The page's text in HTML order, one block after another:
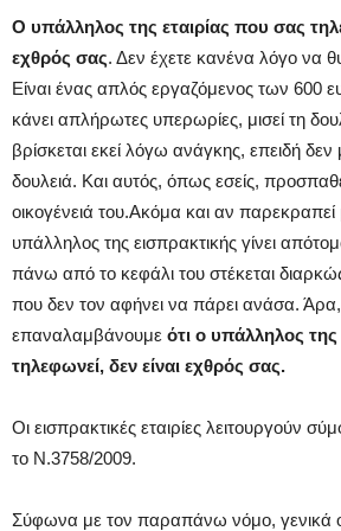
Ο υπάλληλος της εταιρίας που σας
εχθρός σας. Δεν έχετε κανένα λόγο να
Είναι ένας απλός εργαζόμενος των 600
κάνει απλήρωτες υπερωρίες, μισεί τη
βρίσκεται εκεί λόγω ανάγκης, επειδή
δουλειά. Και αυτός, όπως εσείς,
οικογένειά του.Ακόμα και αν παρεκραπεί
υπάλληλος της εισπρακτικής γίνει
πάνω από το κεφάλι του στέκεται
που δεν τον αφήνει να πάρει ανάσα. Άρα,
επαναλαμβάνουμε ότι ο υπάλληλος
τηλεφωνεί, δεν είναι εχθρός σας.
Οι εισπρακτικές εταιρίες λειτουργούν
το Ν.3758/2009.
Σύφωνα με τον παραπάνω νόμο, γενικά